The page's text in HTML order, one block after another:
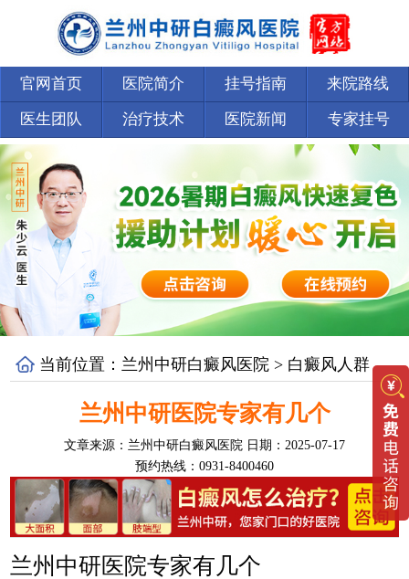
官网首页 医院简介 挂号指南 来院路线
医生团队 治疗技术 医院新闻 专家挂号
当前位置： 兰州中研白癜风医院 > 白癜风人群
兰州中研医院专家有几个
文章来源： 兰州中研白癜风医院 日期：2025-07-17
预约热线：0931-8400460
兰州中研医院专家有几个